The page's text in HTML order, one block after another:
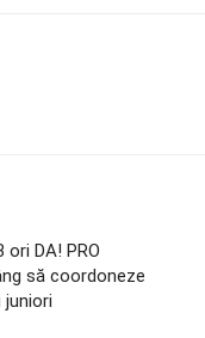
ori DA! PRO
să coordoneze